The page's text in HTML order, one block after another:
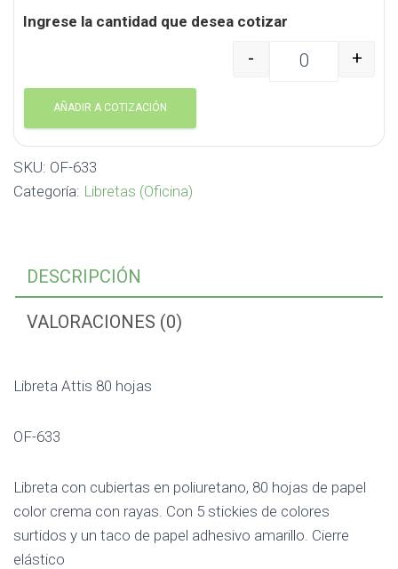
Ingrese la cantidad que desea cotizar
Libreta Attis 80 hojas
- +
AÑADIR A COTIZACIÓN
SKU: OF-633
Categoría: Libretas (Oficina)
DESCRIPCIÓN
VALORACIONES (0)
Libreta Attis 80 hojas
OF-633
Libreta con cubiertas en poliuretano, 80 hojas de papel
color crema con rayas. Con 5 stickies de colores
surtidos y un taco de papel adhesivo amarillo. Cierre
elástico